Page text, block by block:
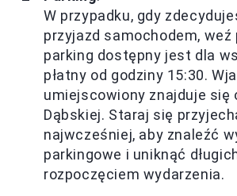
W przypadku, gdy
przyjazd samochodem, weź
parking dostępny jest dla
płatny od godziny 15:30.
umiejscowiony znajduje się
Dąbskiej. Staraj się
najwcześniej, aby znaleźć
parkingowe i uniknąć
rozpoczęciem wydarzenia.